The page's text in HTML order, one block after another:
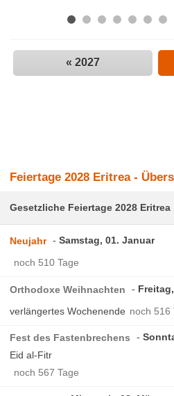
« 2027
Feiertage 2028 Eritrea -
Gesetzliche Feiertage 2028 Eritrea
Neujahr
Samstag, 01. Januar
noch 510 Tage
Orthodoxe Weihnachten
verlängertes Wochenende noch 516
Fest des Fastenbrechens
Eid al-Fitr
noch 567 Tage